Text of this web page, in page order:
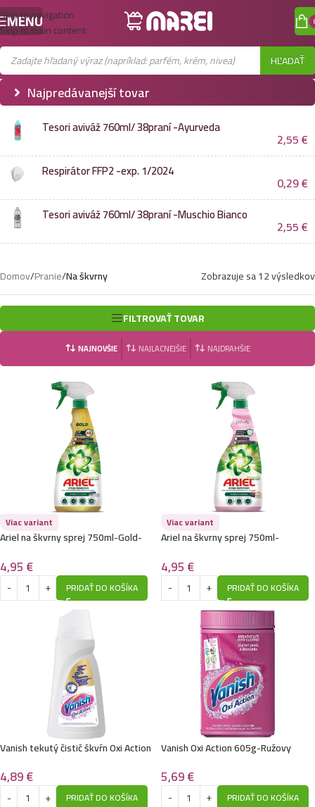
Skip to navigation
Skip to main content
MENU
HĽADAŤ
Najpredávanejší tovar
Tesori aviváž 760ml/ 38praní -Ayurveda
2,55€
Respirátor FFP2 -exp. 1/2024
0,29€
Tesori aviváž 760ml/ 38praní -Muschio Bianco
2,55€
Domov/Pranie/Na škvrny Zobrazuje sa 12 výsledkov
FILTROVAŤ TOVAR
NAJNOVŠIE NAJLACNEJŠIE NAJDRAHŠIE
Viac variant
Ariel na škvrny sprej 750ml-Gold-
4,95€
PRIDAŤ DO KOŠÍKA
Viac variant
Ariel na škvrny sprej 750ml-
4,95€
PRIDAŤ DO KOŠÍKA
Vanish tekutý čistič škvŕn Oxi Action
4,89€
PRIDAŤ DO KOŠÍKA
Vanish Oxi Action 605g-Ružovy
5,69€
PRIDAŤ DO KOŠÍKA